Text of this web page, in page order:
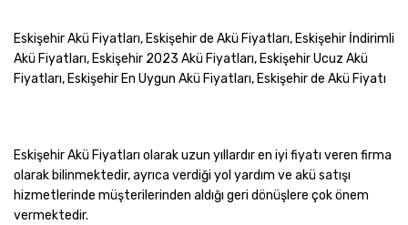
Eskişehir Akü Fiyatları, Eskişehir de Akü Fiyatları, Eskişehir İndirimli
Akü Fiyatları, Eskişehir 2023 Akü Fiyatları, Eskişehir Ucuz Akü
Fiyatları, Eskişehir En Uygun Akü Fiyatları, Eskişehir de Akü Fiyatı
Eskişehir Akü Fiyatları olarak uzun yıllardır en iyi fiyatı veren firma
olarak bilinmektedir, ayrıca verdiği yol yardım ve akü satışı
hizmetlerinde müşterilerinden aldığı geri dönüşlere çok önem
vermektedir.